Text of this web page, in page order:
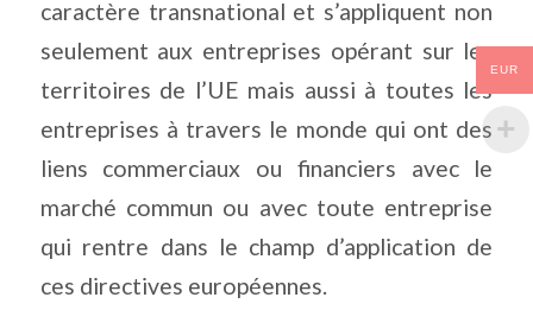
caractère transnational et s’appliquent non
seulement aux entreprises opérant sur les
territoires de l’UE mais aussi à toutes les
entreprises à travers le monde qui ont des
liens commerciaux ou financiers avec le
marché commun ou avec toute entreprise
qui rentre dans le champ d’application de
ces directives européennes.
EUR